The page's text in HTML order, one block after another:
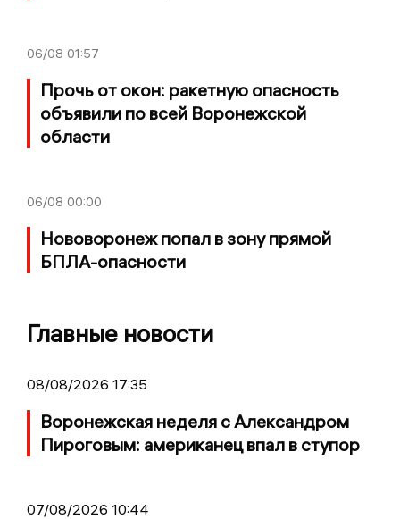
06/08 01:57
Прочь от окон: ракетную опасность
объявили по всей Воронежской
области
06/08 00:00
Нововоронеж попал в зону прямой
БПЛА-опасности
Главные новости
08/08/2026 17:35
Воронежская неделя с Александром
Пироговым: американец впал в ступор
07/08/2026 10:44